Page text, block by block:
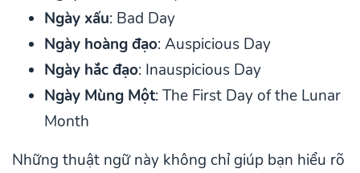
Ngày xấu: Bad Day
Ngày hoàng đạo: Auspicious Day
Ngày hắc đạo: Inauspicious Day
Ngày Mùng Một: The First Day of the Lunar
Month
Những thuật ngữ này không chỉ giúp bạn hiểu rõ